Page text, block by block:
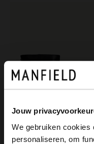
Jouw
We gebruiken cookies
personaliseren, om